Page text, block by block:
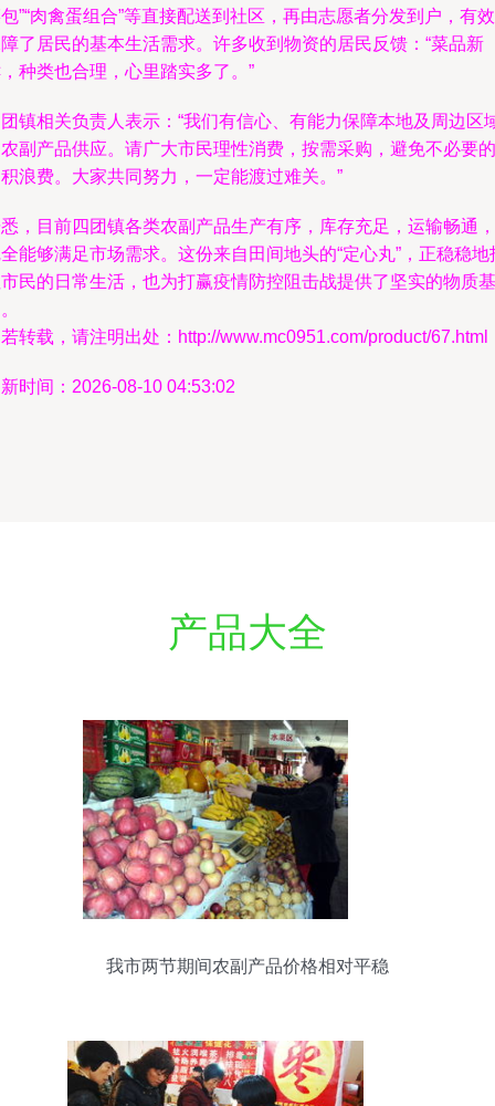
”“肉禽蛋组合”等直接配送到社区，再由志愿者分发到户，有效
了居民的基本生活需求。许多收到物资的居民反馈：“菜品新
种类也合理，心里踏实多了。”
镇相关负责人表示：“我们有信心、有能力保障本地及周边区
副产品供应。请广大市民理性消费，按需采购，避免不必要的
浪费。大家共同努力，一定能渡过难关。”
，目前四团镇各类农副产品生产有序，库存充足，运输畅通，
能够满足市场需求。这份来自田间地头的“定心丸”，正稳稳地
民的日常生活，也为打赢疫情防控阻击战提供了坚实的物质基
转载，请注明出处：http://www.mc0951.com/product/67.html
时间：2026-08-10 04:53:02
产品大全
我市两节期间农副产品价格相对平稳